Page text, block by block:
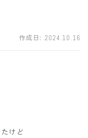
作成日: 2024.10.16
けど